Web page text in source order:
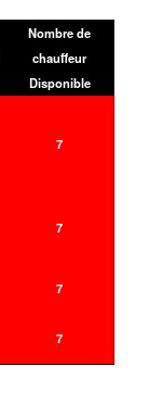
Nombre de
chauffeur
Disponible
7
7
7
7